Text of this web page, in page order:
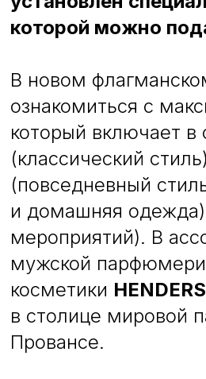
которой можно
В новом
ознакомиться с
который включает
(классический
(повседневный
и домашняя
мероприятий). В
мужской
косметики
в столице мировой
Провансе.